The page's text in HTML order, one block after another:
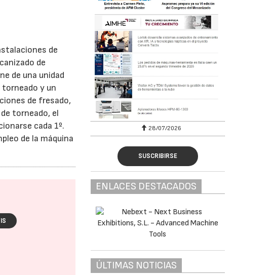
de
de
de una unidad
y un
de fresado,
torneado, el
cada 1º.
de la máquina
30/07/2026 28/07/2026
SUSCRIBIRSE
ENLACES DESTACADOS
ÚLTIMAS NOTICIAS